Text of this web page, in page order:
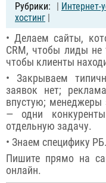
| Интернет-
хостинг |
• Делаем сайты,
CRM, чтобы лиды не
чтобы клиенты
• Закрываем
заявок нет;
впустую; менеджеры
— одни
отдельную задачу.
• Знаем специфику
Пишите прямо на
онлайн.